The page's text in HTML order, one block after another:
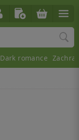
Dark romance